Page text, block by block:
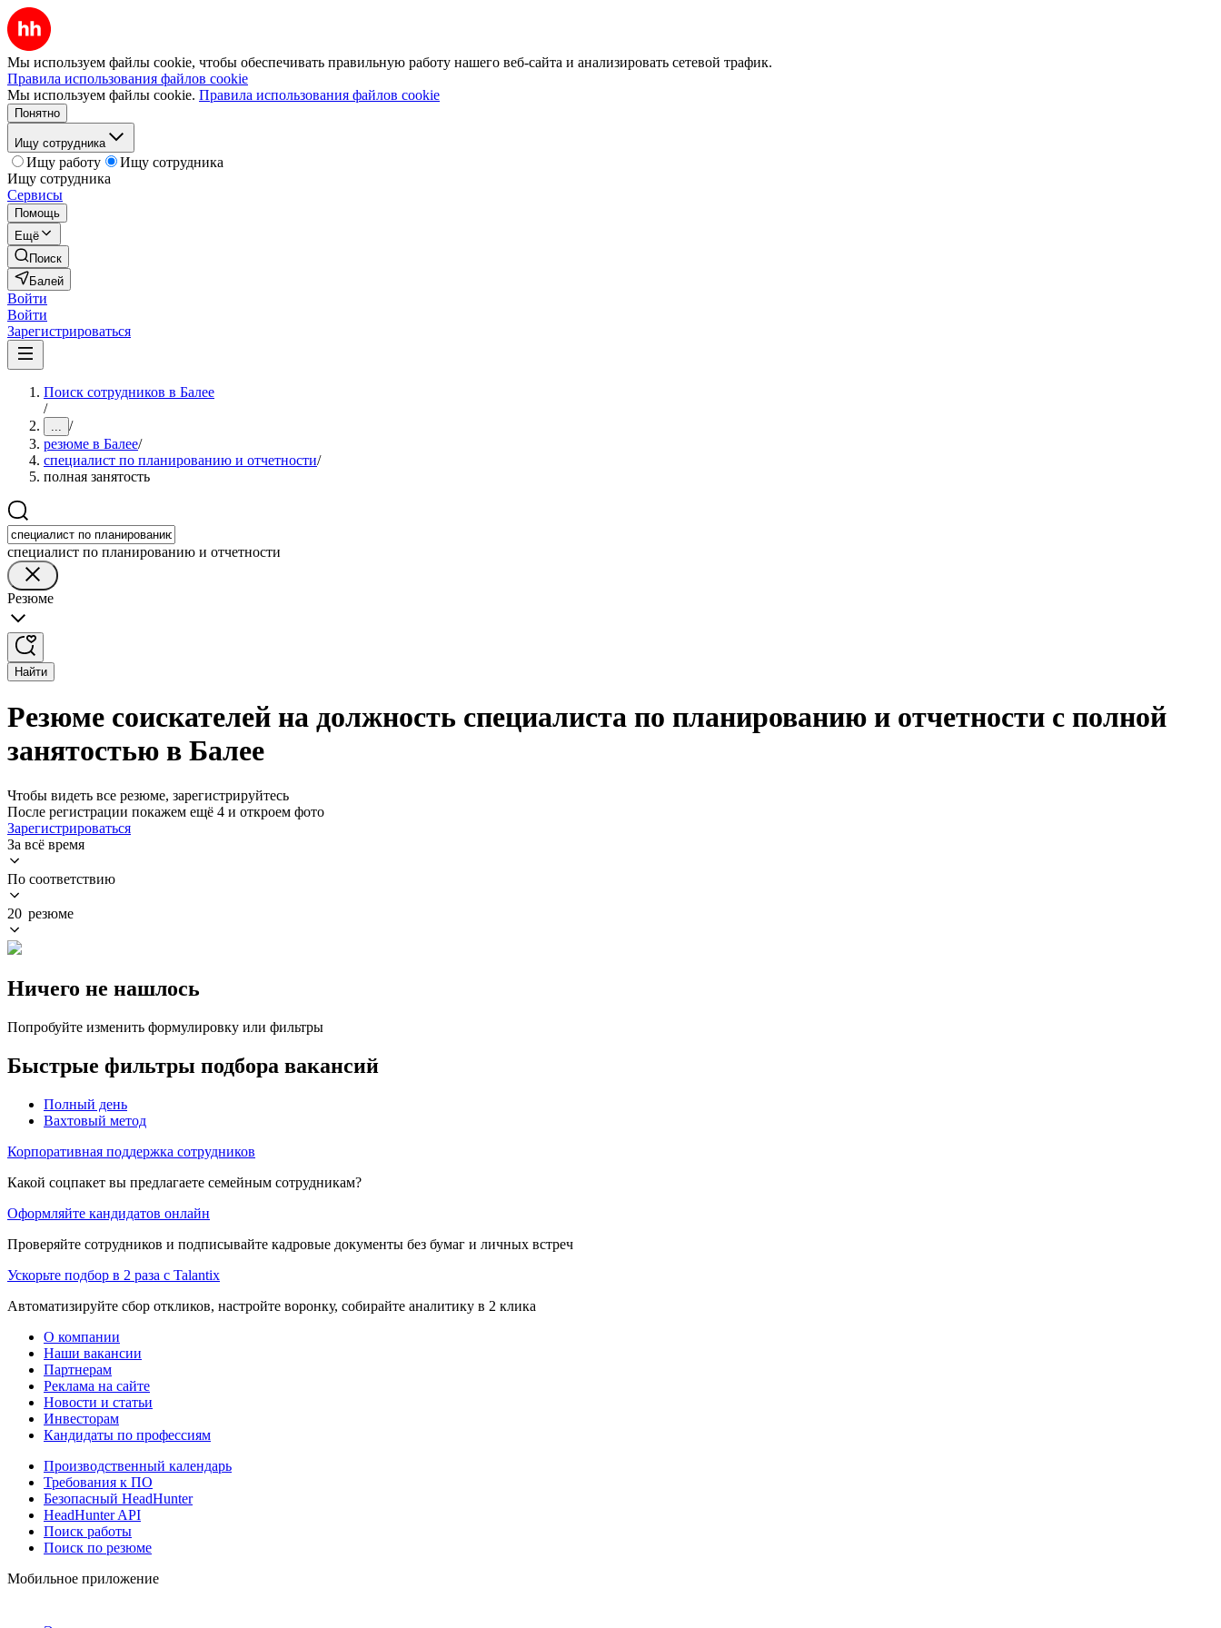
Мы используем файлы cookie, чтобы обеспечивать правильную работу нашего веб-сайта и анализировать сетевой трафик.
Правила использования файлов cookie
Мы используем файлы cookie. Правила использования файлов cookie
Понятно
Ищу сотрудника
Ищу работу
Ищу сотрудника
Ищу сотрудника
Сервисы
Помощь
Ещё
Поиск
Балей
Войти
Войти
Зарегистрироваться
Поиск сотрудников в Балее
/
... /
резюме в Балее/
специалист по планированию и отчетности/
полная занятость
специалист по планированию и отчетности
Резюме
Найти
Резюме соискателей на должность специалиста по планированию и отчетности с полной
занятостью в Балее
Чтобы видеть все резюме, зарегистрируйтесь
После регистрации покажем ещё 4 и откроем фото
Зарегистрироваться
За всё время
По соответствию
20 резюме
Ничего не нашлось
Попробуйте изменить формулировку или фильтры
Быстрые фильтры подбора вакансий
Полный день
Вахтовый метод
Корпоративная поддержка сотрудников
Какой соцпакет вы предлагаете семейным сотрудникам?
Оформляйте кандидатов онлайн
Проверяйте сотрудников и подписывайте кадровые документы без бумаг и личных встреч
Ускорьте подбор в 2 раза с Talantix
Автоматизируйте сбор откликов, настройте воронку, собирайте аналитику в 2 клика
О компании
Наши вакансии
Партнерам
Реклама на сайте
Новости и статьи
Инвесторам
Кандидаты по профессиям
Производственный календарь
Требования к ПО
Безопасный HeadHunter
HeadHunter API
Поиск работы
Поиск по резюме
Мобильное приложение